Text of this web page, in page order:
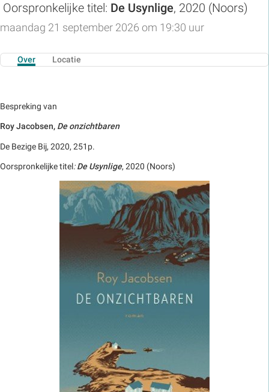
Oorspronkelijke titel: De Usynlige, 2020 (Noors)
maandag 21 september 2026 om 19:30 uur
Over Locatie
Bespreking van
Roy Jacobsen, De onzichtbaren
De Bezige Bij, 2020, 251p.
Oorspronkelijke titel:De Usynlige, 2020 (Noors)